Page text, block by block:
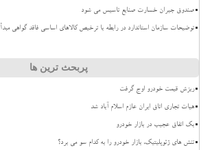
صندوق جبران خسارت صنایع تاسیس می شود
توضیحات سازمان استاندارد در رابطه با ترخیص کالاهای اساسی فاقد گواهی مبدأ
پربحث ترین ها
ریزش قیمت خودرو اوج گرفت
هیات تجاری اتاق ایران عازم اسلام آباد شد
بک اتفاق عجیب در بازار خودرو
تنش های ژئوپلیتیک، بازار خودرو را به کدام سو می برد؟